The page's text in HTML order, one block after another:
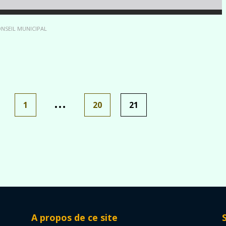
MUNICIPAL
1 … 20 21
A propos de ce site